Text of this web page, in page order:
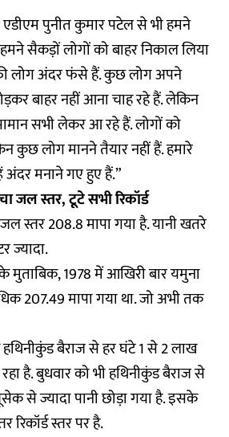
पुनीत कुमार पटेल से भी हमने
सैकड़ों लोगों को बाहर निकाल लिया
लोग अंदर फंसे हैं. कुछ लोग अपने
बाहर नहीं आना चाह रहे हैं. लेकिन
सभी लेकर आ रहे हैं. लोगों को
कुछ लोग मानने तैयार नहीं हैं. हमारे
अंदर मनाने गए हुए हैं.”
जल स्तर, टूटे सभी रिकॉर्ड
स्तर 208.8 मापा गया है. यानी खतरे
ज्यादा.
1978 में आखिरी बार यमुना
207.49 मापा गया था. जो अभी तक
हथिनीकुंड बैराज से हर घंटे 1 से 2 लाख
है. बुधवार को भी हथिनीकुंड बैराज से
से ज्यादा पानी छोड़ा गया है. इसके
स्तर पर है.